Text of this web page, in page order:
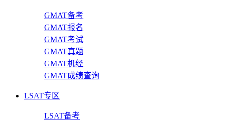
GMAT备考
GMAT报名
GMAT考试
GMAT真题
GMAT机经
GMAT成绩查询
LSAT专区
LSAT备考